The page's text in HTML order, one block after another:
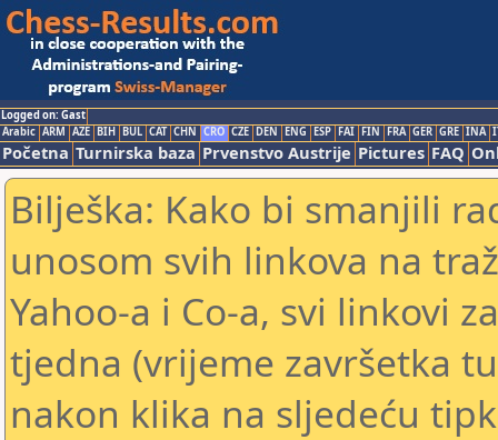
Logged on: Gast
Arabic ARM AZE BIH BUL CAT CHN CRO CZE DEN ENG ESP FAI FIN FRA GER GRE INA
Početna Turnirska baza Prvenstvo Austrije Pictures FAQ
Bilješka: Kako bi smanjili
unosom svih linkova na
Yahoo-a i Co-a, svi linkovi
tjedna (vrijeme završetka
nakon klika na sljedeću